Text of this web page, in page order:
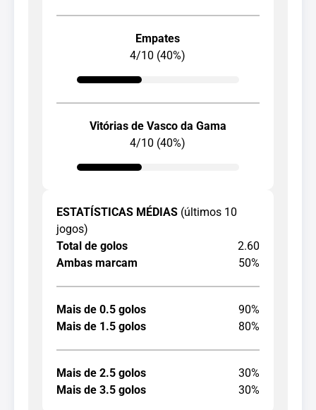
Empates
4/10 (40%)
Vitórias de Vasco da Gama
4/10 (40%)
ESTATÍSTICAS MÉDIAS (últimos 10
jogos)
Total de golos
2.60
Ambas marcam
50%
Mais de 0.5 golos
90%
Mais de 1.5 golos
80%
Mais de 2.5 golos
30%
Mais de 3.5 golos
30%